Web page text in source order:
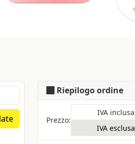
Riepilogo ordine
Prezzo:
IVA inclusa
IVA esclusa